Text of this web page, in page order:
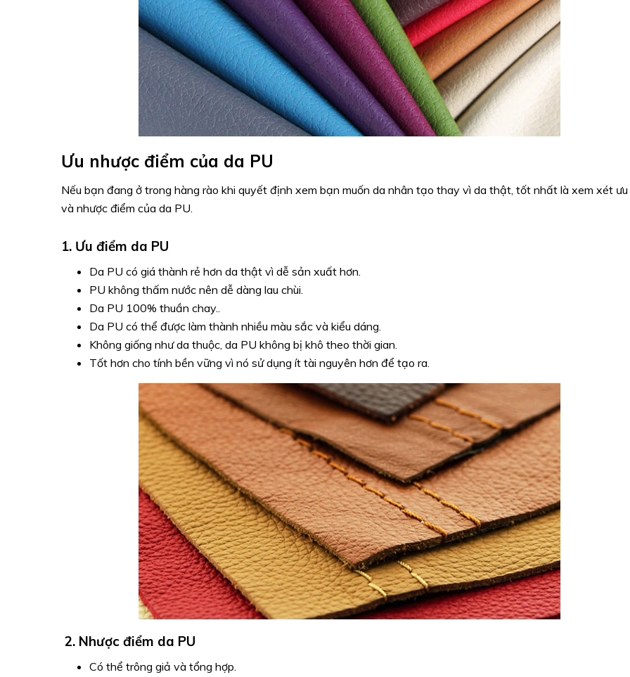
Ưu nhược điểm của da PU
Nếu bạn đang ở trong hàng rào khi quyết định xem bạn muốn da nhân tạo thay vì da thật, tốt nhất là xem xét ưu
và nhược điểm của da PU.
1. Ưu điểm da PU
Da PU có giá thành rẻ hơn da thật vì dễ sản xuất hơn.
PU không thấm nước nên dễ dàng lau chùi.
Da PU 100% thuần chay..
Da PU có thể được làm thành nhiều màu sắc và kiểu dáng.
Không giống như da thuộc, da PU không bị khô theo thời gian.
Tốt hơn cho tính bền vững vì nó sử dụng ít tài nguyên hơn để tạo ra.
2. Nhược điểm da PU
Có thể trông giả và tổng hợp.